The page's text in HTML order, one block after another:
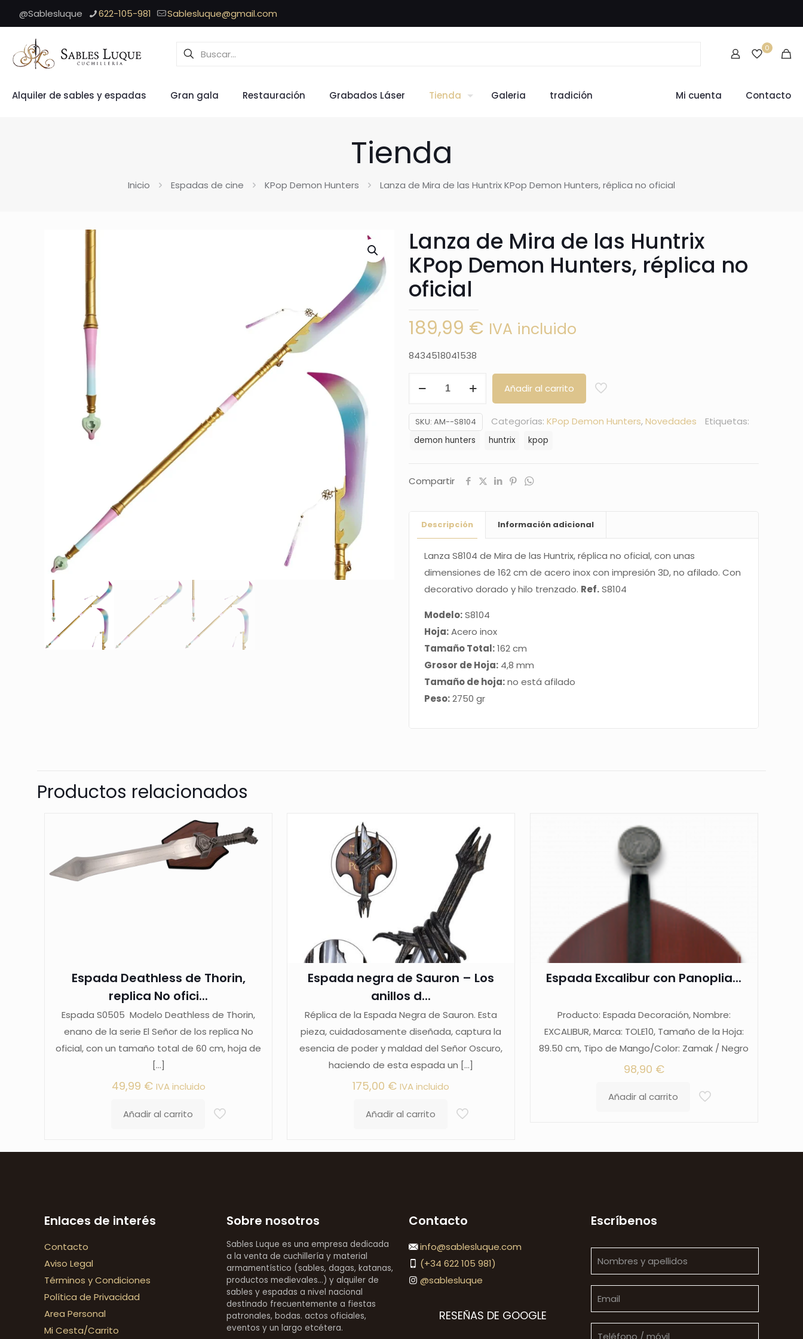
@Sablesluque 622-105-981 Sablesluque@gmail.com
0
Alquiler de sables y espadas Gran gala Restauración Grabados Láser Tienda Galeria tradición Mi cuenta Contacto
Tienda
Inicio Espadas de cine KPop Demon Hunters Lanza de Mira de las Huntrix KPop Demon Hunters, réplica no oficial
Lanza de Mira de las Huntrix
KPop Demon Hunters, réplica no
oficial
189,99 € IVA incluido
8434518041538
Mira
de
KPop
réplica
Añadir al carrito
SKU: AM--S8104 Categorías: KPop Demon Hunters,Novedades Etiquetas:
demon hunters huntrix kpop
Compartir
Descripción Información adicional
Lanza S8104 de Mira de las Huntrix, réplica no oficial, con unas
dimensiones de 162 cm de acero inox con impresión 3D, no afilado. Con
decorativo dorado y hilo trenzado. Ref.S8104
Modelo:S8104
Hoja:Acero inox
Tamaño Total:162 cm
Grosor de Hoja: 4,8 mm
Tamaño de hoja:no está afilado
Peso:2750 gr
Productos relacionados
Espada Deathless de Thorin,
replica No ofici...
Espada S0505 Modelo Deathless de Thorin,
enano de la serie El Señor de los replica No
oficial, con un tamaño total de 60 cm, hoja de
[…]
49,99 € IVA incluido
Añadir al carrito
Espada negra de Sauron – Los
anillos d...
Réplica de la Espada Negra de Sauron. Esta
pieza, cuidadosamente diseñada, captura la
esencia de poder y maldad del Señor Oscuro,
haciendo de esta espada un […]
175,00 € IVA incluido
Añadir al carrito
Espada Excalibur con Panoplia...
Producto: Espada Decoración, Nombre:
EXCALIBUR, Marca: TOLE10, Tamaño de la Hoja:
89.50 cm, Tipo de Mango/Color: Zamak / Negro
98,90 €
Añadir al carrito
Enlaces de interés
Contacto
Aviso Legal
Términos y Condiciones
Política de Privacidad
Area Personal
Mi Cesta/Carrito
Sobre nosotros
Sables Luque es una empresa dedicada
a la venta de cuchillería y material
armamentístico (sables, dagas, katanas,
productos medievales...) y alquiler de
sables y espadas a nivel nacional
destinado frecuentemente a fiestas
patronales, bodas. actos oficiales,
eventos y un largo etcétera.
Contacto
info@sablesluque.com
(+34 622 105 981)
@sablesluque
RESEÑAS DE GOOGLE
Escríbenos